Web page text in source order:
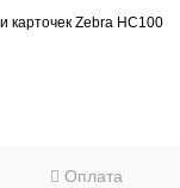
карточек Zebra HC100
Оплата